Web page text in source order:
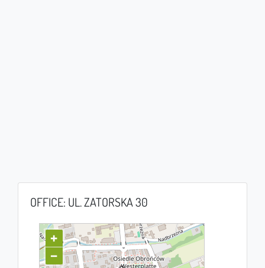
OFFICE: UL. ZATORSKA 30
+
−